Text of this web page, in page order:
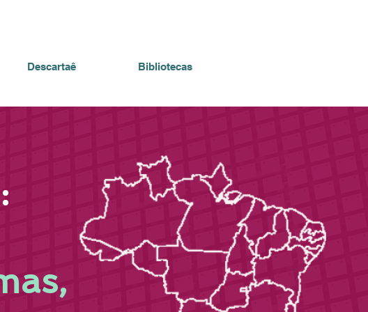
Descartaê Bibliotecas